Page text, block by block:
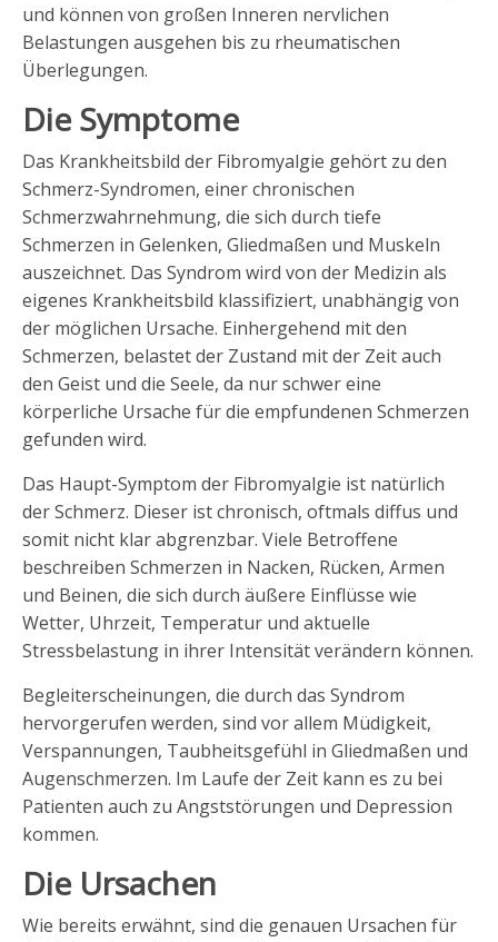
und können von großen Inneren nervlichen
Belastungen ausgehen bis zu rheumatischen
Überlegungen.
Die Symptome
Das Krankheitsbild der Fibromyalgie gehört zu den
Schmerz-Syndromen, einer chronischen
Schmerzwahrnehmung, die sich durch tiefe
Schmerzen in Gelenken, Gliedmaßen und Muskeln
auszeichnet. Das Syndrom wird von der Medizin als
eigenes Krankheitsbild klassifiziert, unabhängig von
der möglichen Ursache. Einhergehend mit den
Schmerzen, belastet der Zustand mit der Zeit auch
den Geist und die Seele, da nur schwer eine
körperliche Ursache für die empfundenen Schmerzen
gefunden wird.
Das Haupt-Symptom der Fibromyalgie ist natürlich
der Schmerz. Dieser ist chronisch, oftmals diffus und
somit nicht klar abgrenzbar. Viele Betroffene
beschreiben Schmerzen in Nacken, Rücken, Armen
und Beinen, die sich durch äußere Einflüsse wie
Wetter, Uhrzeit, Temperatur und aktuelle
Stressbelastung in ihrer Intensität verändern können.
Begleiterscheinungen, die durch das Syndrom
hervorgerufen werden, sind vor allem Müdigkeit,
Verspannungen, Taubheitsgefühl in Gliedmaßen und
Augenschmerzen. Im Laufe der Zeit kann es zu bei
Patienten auch zu Angststörungen und Depression
kommen.
Die Ursachen
Wie bereits erwähnt, sind die genauen Ursachen für